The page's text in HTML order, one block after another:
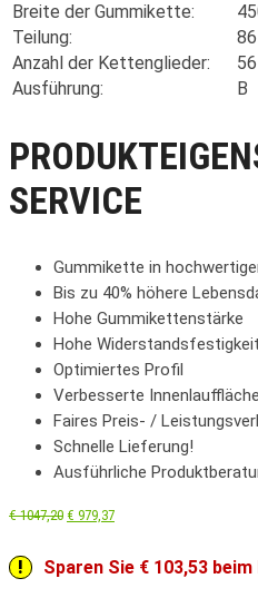
Breite der Gummikette:
Teilung:
86
Anzahl der Kettenglieder:
56
Ausführung:
B
SERVICE
Gummikette in
Bis zu 40% höhere
Hohe Gummikettenstärke
Hohe Widerstandsfestigkeit
Optimiertes Profil
Verbesserte Innenlauffläche
Faires Preis- /
Schnelle Lieferung!
Ausführliche
€1047,20 € 979,37
Sparen Sie € 103,53